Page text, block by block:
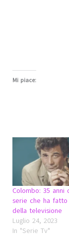
Mi piace:
Colombo: 35 anni
serie che ha
della televisione
Luglio 24, 2023
In "Serie Tv"